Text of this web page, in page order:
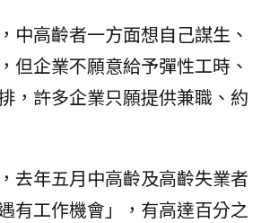
中高齡者一方面想自己謀生、
但企業不願意給予彈性工時、
，許多企業只願提供兼職、約
去年五月中高齡及高齡失業者
有工作機會」，有高達百分之